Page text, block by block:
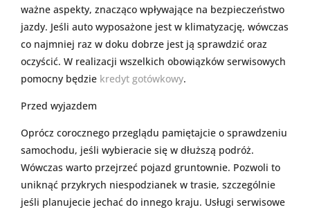
ważne aspekty, znacząco wpływające na bezpieczeństwo
jazdy. Jeśli auto wyposażone jest w klimatyzację, wówczas
co najmniej raz w doku dobrze jest ją sprawdzić oraz
oczyścić. W realizacji wszelkich obowiązków serwisowych
pomocny będzie kredyt gotówkowy.
Przed wyjazdem
Oprócz corocznego przeglądu pamiętajcie o sprawdzeniu
samochodu, jeśli wybieracie się w dłuższą podróż.
Wówczas warto przejrzeć pojazd gruntownie. Pozwoli to
uniknąć przykrych niespodzianek w trasie, szczególnie
jeśli planujecie jechać do innego kraju. Usługi serwisowe